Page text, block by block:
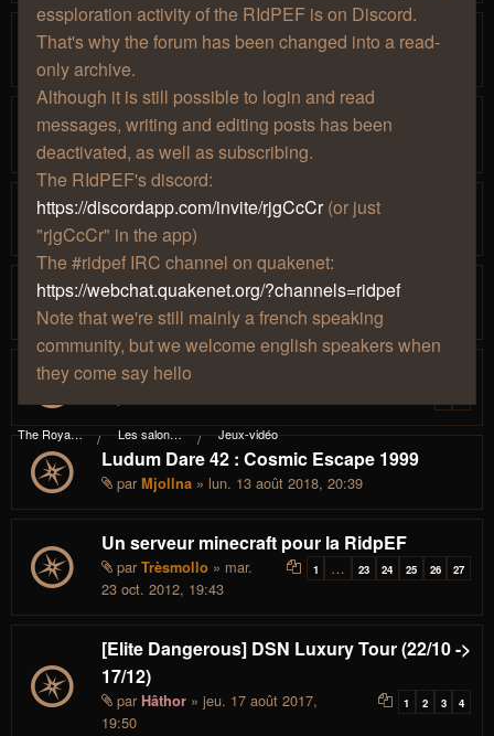
essploration activity of the RIdPEF is on Discord.
That's why the forum has been changed into a read-
only archive.
Although it is still possible to login and read
messages, writing and editing posts has been
deactivated, as well as subscribing.
The RIdPEF's discord:
https://discordapp.com/invite/rjgCcCr(or just
"rjgCcCr" in the app)
The #ridpef IRC channel on quakenet:
https://webchat.quakenet.org/?channels=ridpef
Note that we're still mainly a french speaking
community, but we welcome english speakers when
they come say hello
The Royal I.d.P. Essploring Fundation Les salons du manoir Von Mortekai Jeux-vidéo
[Minecraft] Modpacks / mods cools
par
[Final Fantasy]Le marathon continue.
par Djbapt» jeu. 14 mars 2019, 15:38
[Elite Dangerous] Distant World 2
parHâthor» ven. 09 mars 2018, 15:11
[Elite Dangerous] Liens utiles
parHâthor» sam. 03 nov. 2018, 15:52
Les projets un peu tarés à Caradine
Ludum Dare 42 : Cosmic Escape 1999
par Mjollna » lun. 13 août 2018, 20:39
Un serveur minecraft pour la RidpEF
1 … 23 24 25 26 27
par Trèsmollo » mar.
23 oct. 2012, 19:43
[Elite Dangerous] DSN Luxury Tour (22/10 ->
17/12)
1 2 3 4
par Hâthor » jeu. 17 août 2017,
19:50